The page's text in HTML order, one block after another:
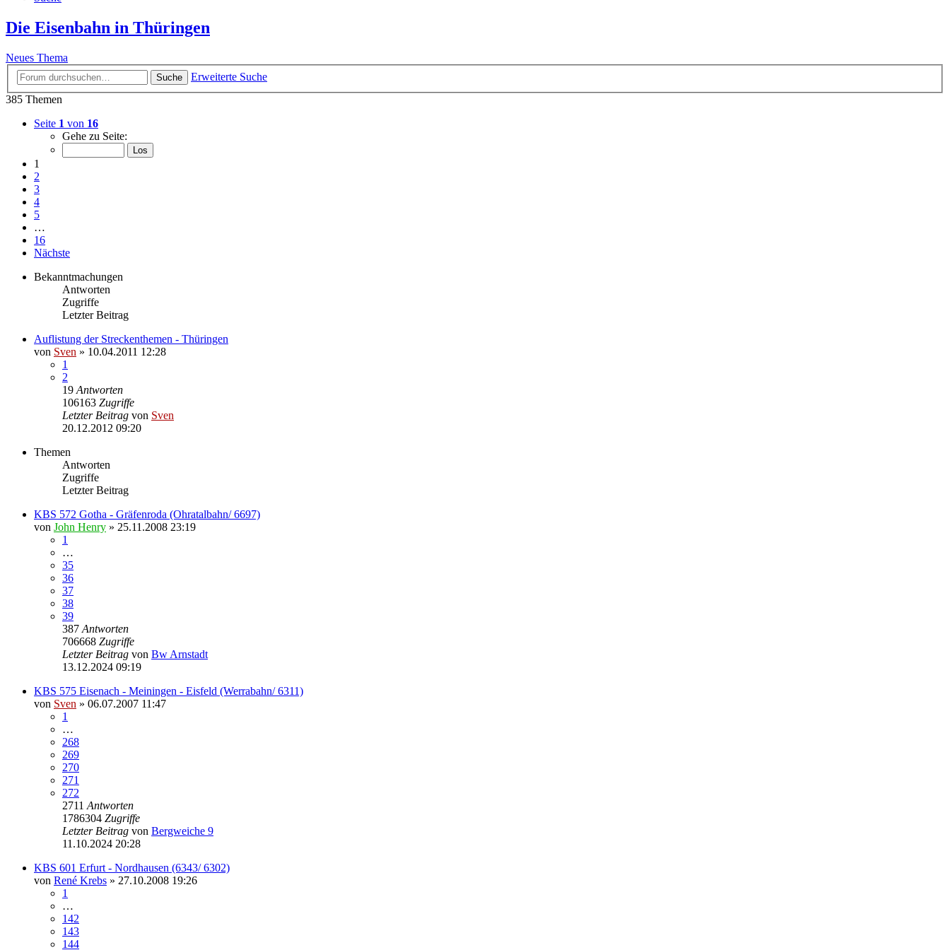
Die Eisenbahn in Thüringen
Neues Thema
Suche
Erweiterte Suche
385 Themen
Seite 1 von 16
Gehe zu Seite:
1
2
3
4
5
…
16
Nächste
Bekanntmachungen
Antworten
Zugriffe
Letzter Beitrag
Auflistung der Streckenthemen - Thüringen
von Sven » 10.04.2011 12:28
1
2
19 Antworten
106163 Zugriffe
Letzter Beitrag von Sven
20.12.2012 09:20
Themen
Antworten
Zugriffe
Letzter Beitrag
KBS 572 Gotha - Gräfenroda (Ohratalbahn/ 6697)
von John Henry » 25.11.2008 23:19
1
…
35
36
37
38
39
387 Antworten
706668 Zugriffe
Letzter Beitrag von Bw Arnstadt
13.12.2024 09:19
KBS 575 Eisenach - Meiningen - Eisfeld (Werrabahn/ 6311)
von Sven » 06.07.2007 11:47
1
…
268
269
270
271
272
2711 Antworten
1786304 Zugriffe
Letzter Beitrag von Bergweiche 9
11.10.2024 20:28
KBS 601 Erfurt - Nordhausen (6343/ 6302)
von René Krebs » 27.10.2008 19:26
1
…
142
143
144